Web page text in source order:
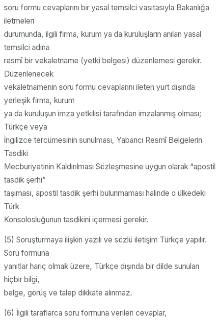
soru formu cevaplarını bir yasal temsilci vasıtasıyla Bakanlığa
iletmeleri
durumunda, ilgili firma, kurum ya da kuruluşların anılan yasal
temsilci adına
resmî bir vekaletname (yetki belgesi) düzenlemesi gerekir.
Düzenlenecek
vekaletnamenin soru formu cevaplarını ileten yurt dışında
yerleşik firma, kurum
ya da kuruluşun imza yetkilisi tarafından imzalanmış olması;
Türkçe veya
İngilizce tercümesinin sunulması, Yabancı Resmî Belgelerin
Tasdiki
Mecburiyetinin Kaldırılması Sözleşmesine uygun olarak “apostil
tasdik şerhi”
taşıması, apostil tasdik şerhi bulunmaması halinde o ülkedeki
Türk
Konsolosluğunun tasdikini içermesi gerekir.
(5) Soruşturmaya ilişkin yazılı ve sözlü iletişim Türkçe yapılır.
Soru formuna
yanıtlar hariç olmak üzere, Türkçe dışında bir dilde sunulan
hiçbir bilgi,
belge, görüş ve talep dikkate alınmaz.
(6) İlgili taraflarca soru formuna verilen cevaplar,